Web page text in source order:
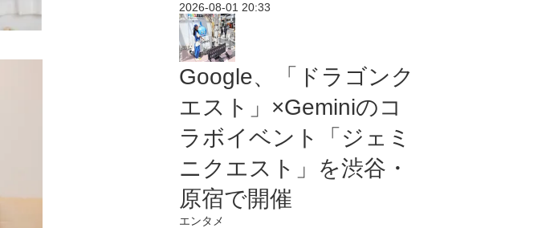
2026-08-01 20:33
Google、「ドラゴンク
エスト」×Geminiのコ
ラボイベント「ジェミ
ニクエスト」を渋谷・
原宿で開催
エンタメ